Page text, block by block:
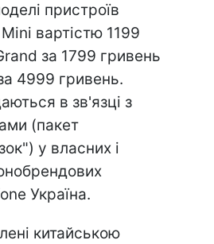
пристроїв
вартістю 1199
за 1799 гривень
4999 гривень.
в зв'язці з
(пакет
у власних і
Україна.
китайською